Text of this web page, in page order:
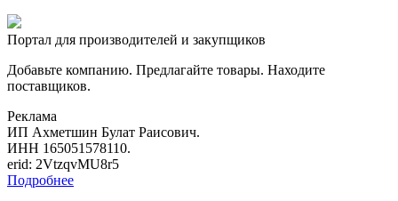
Портал для производителей и закупщиков
Добавьте компанию. Предлагайте товары. Находите
поставщиков.
Реклама
ИП Ахметшин Булат Раисович.
ИНН 165051578110.
erid: 2VtzqvMU8r5
Подробнее